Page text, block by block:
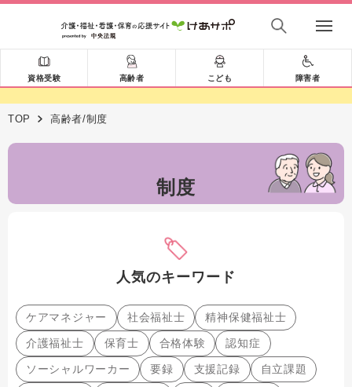
資格受験 高齢者 こども 障害者
TOP 高齢者/制度
制度
人気のキーワード
ケアマネジャー 社会福祉士 精神保健福祉士
介護福祉士 保育士 合格体験 認知症
ソーシャルワーカー 要録 支援記録 自立課題